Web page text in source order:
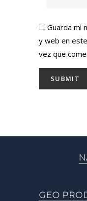
Guarda mi
y web en
vez que
GEO